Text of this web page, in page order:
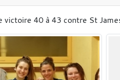
victoire 40 à 43 contre St